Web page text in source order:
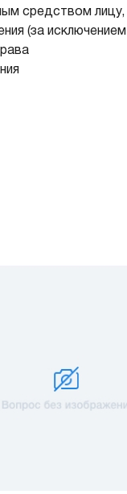
средством лицу,
(за исключением